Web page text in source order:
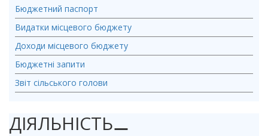
Бюджетний паспорт
Видатки місцевого бюджету
Доходи місцевого бюджету
Бюджетні запити
Звіт сільського голови
ДІЯЛЬНІСТЬ⚊